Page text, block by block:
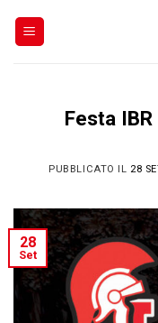
Festa
PUBBLICATO IL 28
28
Set